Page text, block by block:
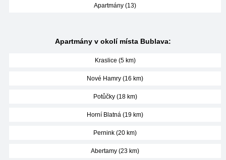
Apartmány (13)
Apartmány v okolí místa Bublava:
Kraslice (5 km)
Nové Hamry (16 km)
Potůčky (18 km)
Horní Blatná (19 km)
Pernink (20 km)
Abertamy (23 km)